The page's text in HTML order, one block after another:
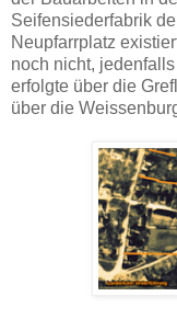
Seifensiederfabrik
Neupfarrplatz
noch nicht,
erfolgte über die
über die